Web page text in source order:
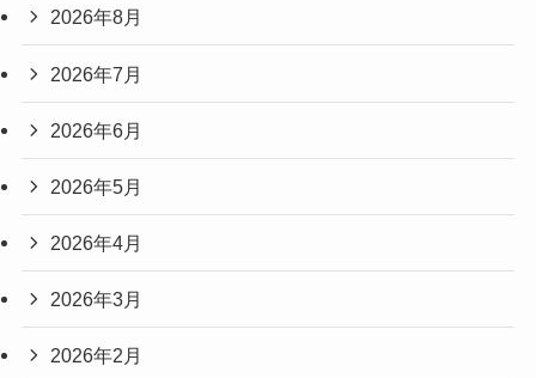
2026年8月
2026年7月
2026年6月
2026年5月
2026年4月
2026年3月
2026年2月